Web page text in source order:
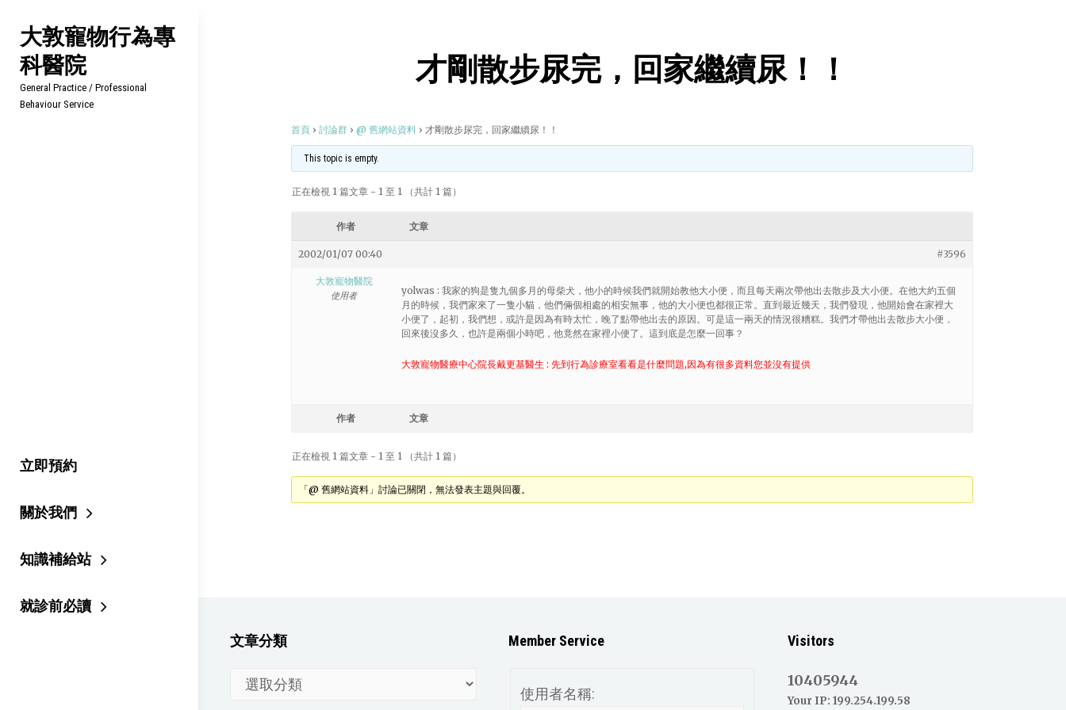
content
大敦寵物行為專
科醫院
General Practice / Professional
Behaviour Service
立即預約
關於我們
知識補給站
就診前必讀
才剛散步尿完，回家繼續尿！！
首頁 › 討論群 › @ 舊網站資料 › 才剛散步尿完，回家繼續尿！！
This topic is empty.
正在檢視 1 篇文章 - 1 至 1 （共計 1 篇）
作者 文章
2002/01/07 00:40 #3596
大敦寵物醫院
使用者
yolwas : 我家的狗是隻九個多月的母柴犬，他小的時候我們就開始教他大小便，而且每天兩次帶他出去散步及大小便。在他大約五個
月的時候，我們家來了一隻小貓，他們倆個相處的相安無事，他的大小便也都很正常。直到最近幾天，我們發現，他開始會在家裡大
小便了，起初，我們想，或許是因為有時太忙，晚了點帶他出去的原因。可是這一兩天的情況很糟糕。我們才帶他出去散步大小便，
回來後沒多久，也許是兩個小時吧，他竟然在家裡小便了。這到底是怎麼一回事？
大敦寵物醫療中心院長戴更基醫生 : 先到行為診療室看看是什麼問題,因為有很多資料您並沒有提供
作者 文章
正在檢視 1 篇文章 - 1 至 1 （共計 1 篇）
「@ 舊網站資料」討論已關閉，無法發表主題與回覆。
文章分類 Member Service
使用者名稱:
Visitors
10405944
Your IP: 199.254.199.58